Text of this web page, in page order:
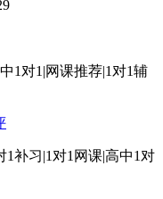
1对1|网课推荐|1对1辅
1补习|1对1网课|高中1对